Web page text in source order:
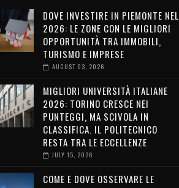
DOVE INVESTIRE IN PIEMONTE NEL
2026: LE ZONE CON LE MIGLIORI
OPPORTUNITÀ TRA IMMOBILI,
TURISMO E IMPRESE
AUGUST 03, 2026
MIGLIORI UNIVERSITÀ ITALIANE
2026: TORINO CRESCE NEI
PUNTEGGI, MA SCIVOLA IN
CLASSIFICA. IL POLITECNICO
RESTA TRA LE ECCELLENZE
JULY 15, 2026
COME E DOVE OSSERVARE LE